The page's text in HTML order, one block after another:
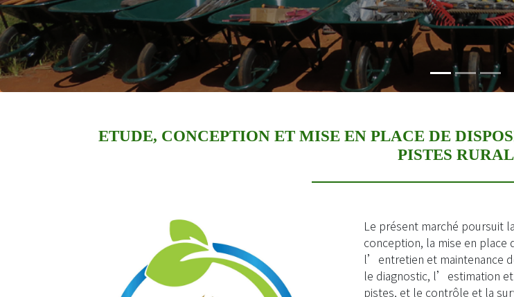
ETUDE, CONCEPTION ET MISE EN PLACE DE
PISTES
Le présent marché poursuit
conception, la mise en
l’entretien et maintenance
le diagnostic, l’estimation
pistes, et le contrôle et la